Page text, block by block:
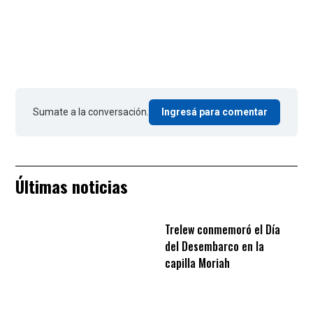
Sumate a la conversación. Ingresá para comentar
Últimas noticias
Trelew conmemoró el Día
del Desembarco en la
capilla Moriah